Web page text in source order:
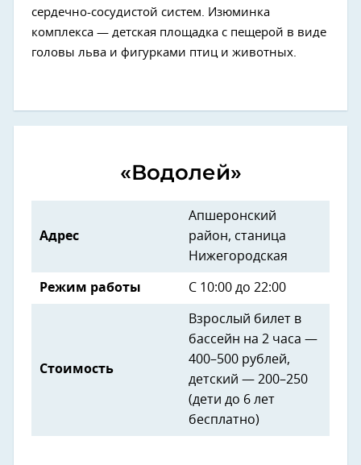
сердечно-сосудистой систем. Изюминка
комплекса — детская площадка с пещерой в виде
головы льва и фигурками птиц и животных.
«Водолей»
Адрес
Апшеронский
район, станица
Нижегородская
Режим работы С 10:00 до 22:00
Стоимость
Взрослый билет в
бассейн на 2 часа —
400–500 рублей,
детский — 200–250
(дети до 6 лет
бесплатно)